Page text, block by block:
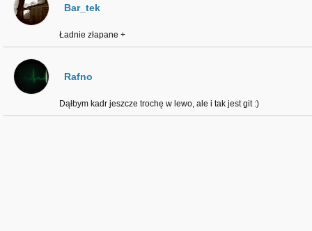
Bar_tek
Ładnie złapane +
Rafno
Dąłbym kadr jeszcze trochę w lewo, ale i tak jest git :)